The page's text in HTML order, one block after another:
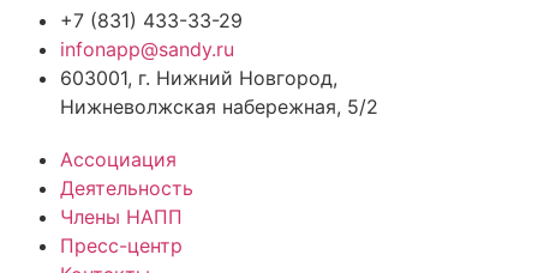
+7 (831) 433-33-29
infonapp@sandy.ru
603001, г. Нижний Новгород,
Нижневолжская набережная, 5/2
Ассоциация
Деятельность
Члены НАПП
Пресс-центр